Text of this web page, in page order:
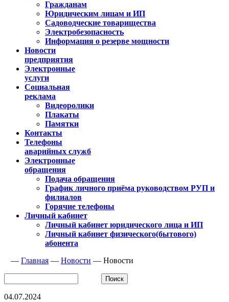
Гражданам
Юридическим лицам и ИП
Садоводческие товарищества
Электробезопасность
Информация о резерве мощности
Новости
предприятия
Электронные
услуги
Социальная
реклама
Видеоролики
Плакаты
Памятки
Контакты
Телефоны
аварийных служб
Электронные
обращения
Подача обращения
График личного приёма руководством РУП и
филиалов
Горячие телефоны
Личный кабинет
Личный кабинет юридического лица и ИП
Личный кабинет физического(бытового)
абонента
— Главная — Новости — Новости
04.07.2024